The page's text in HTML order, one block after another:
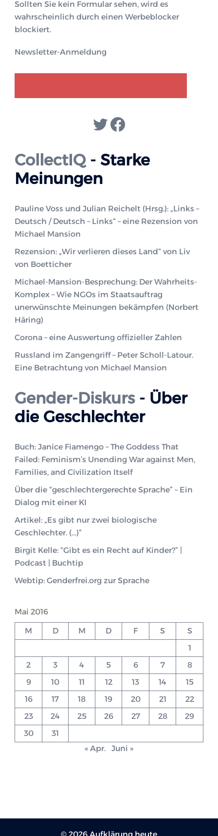
Sollten Sie kein Formular sehen, wird es
wahrscheinlich durch einen Werbeblocker
blockiert.
Newsletter-Anmeldung
Twitter
Facebook
CollectIQ- Starke
Meinungen
Pauline Voss und Julian Reichelt (Hrsg.): „Links –
Deutsch / Deutsch – Links“ – eine Rezension von
Michael Mansion
Rezension: „Wir verlieren dieses Land“ von Liv
von Boetticher
Michael-Mansion-Besprechung: Der Wahrheits-
Komplex – Wie NGOs im Staatsauftrag
unerwünschte Meinungen bekämpfen (Norbert
Häring)
Corona – eine Auswertung offizieller Zahlen
Russland im Zangengriff – Peter Scholl-Latour.
Eine Betrachtung von Michael Mansion
Gender-Diskurs- Über
die Geschlechter
Buch: Janice Fiamengo – The Goddess That
Failed: Feminism’s Unending War against Men,
Families, and Civilization Itself
Über die “geschlechtergerechte Sprache” – Ein
Dialog mit einer KI
Artikel: „Es gibt nur zwei biologische
Geschlechter. (…)”
Birgit Kelle: “Gibt es ein Recht auf Kinder?” |
Podcast | Buchtip
Webtip: Genderfrei.org zur Sprache
Mai 2016
M D M D F S
S
1
2
3 4 5 6 7
8
9
10 11 12 13 14
15
16
17 18 19 20 21
22
23
24 25 26 27 28
29
30
31
« Apr.
Juni »